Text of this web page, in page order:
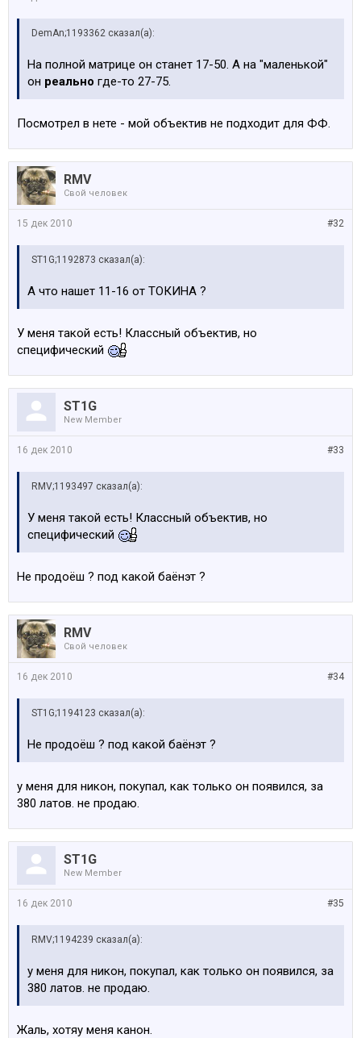
DemAn;1193362 сказал(а):
На полной матрице он станет 17-50. А на "маленькой"
он реально где-то 27-75.
Посмотрел в нете - мой объектив не подходит для ФФ.
RMV
Свой человек
#32
15 дек 2010
ST1G;1192873 сказал(а):
А что нашeт 11-16 от ТОКИНА ?
У меня такой есть! Классный объектив, но
специфический
ST1G
New Member
#33
16 дек 2010
RMV;1193497 сказал(а):
У меня такой есть! Классный объектив, но
специфический
Не продоёш ? под какой баёнэт ?
RMV
Свой человек
#34
16 дек 2010
ST1G;1194123 сказал(а):
Не продоёш ? под какой баёнэт ?
у меня для никон, покупал, как только он появился, за
380 латов. не продаю.
ST1G
New Member
#35
16 дек 2010
RMV;1194239 сказал(а):
у меня для никон, покупал, как только он появился, за
380 латов. не продаю.
Жаль, хотяу меня канон.